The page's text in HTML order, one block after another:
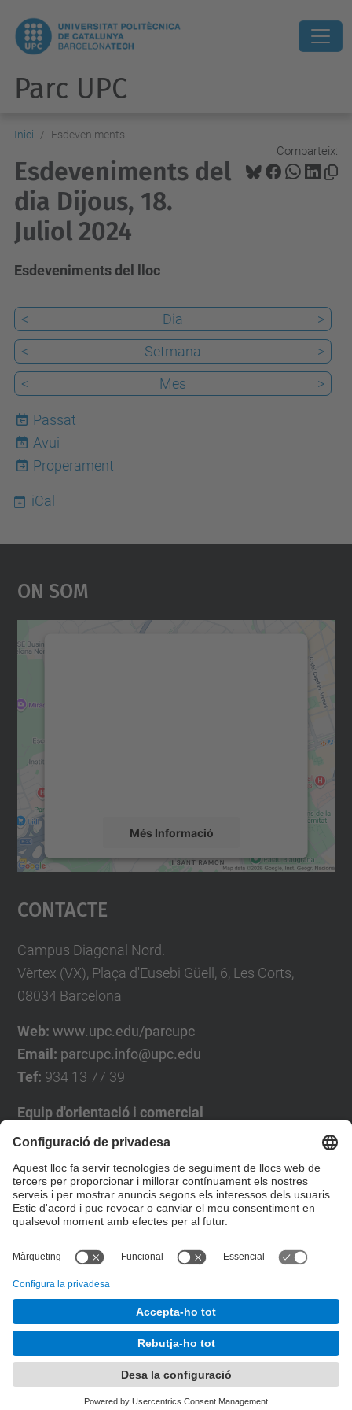
Parc UPC
Inici Esdeveniments
Comparteix:
Esdeveniments del
dia Dijous, 18.
Juliol 2024
Esdeveniments del lloc
< Dia
>
<
Setmana
>
<
Mes >
Passat
6
Avui
Properament
iCal
On Som
Més Informació
Accepta
powered by
Contacte
Campus Diagonal Nord.
Vèrtex (VX), Plaça d'Eusebi Güell, 6, Les Corts,
08034 Barcelona
Web: www.upc.edu/parcupc
Email: parcupc.info@upc.edu
Tef: 934 13 77 39
Equip d'orientació i comercial
José Luís Grande
Tel. 93 4137194
jose.luis.grande@upc.edu
Formulari de contacte
Desenvolupat amb